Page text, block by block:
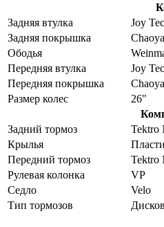
Задняя втулка
Joy
Задняя покрышка
Ободья
Передняя втулка
Joy
Передняя покрышка
Размер колес
26"
Задний тормоз
Tektro
Крылья
Передний тормоз
Tektro
Рулевая колонка
VP
Седло
Velo
Тип тормозов